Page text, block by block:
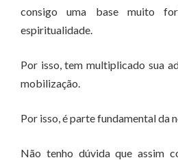
consigo uma base muito
espiritualidade.
Por isso, tem multiplicado sua
mobilização.
Por isso, é parte fundamental da
Não tenho dúvida que assim